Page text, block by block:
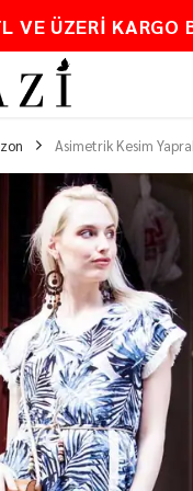
VE ÜZERI KARGO
Asimetrik Kesim